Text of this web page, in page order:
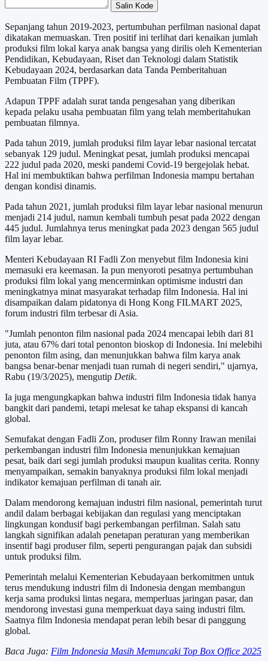
Salin Kode
Sepanjang tahun 2019-2023, pertumbuhan perfilman nasional dapat
dikatakan memuaskan. Tren positif ini terlihat dari kenaikan jumlah
produksi film lokal karya anak bangsa yang dirilis oleh Kementerian
Pendidikan, Kebudayaan, Riset dan Teknologi dalam Statistik
Kebudayaan 2024, berdasarkan data Tanda Pemberitahuan
Pembuatan Film (TPPF).
Adapun TPPF adalah surat tanda pengesahan yang diberikan
kepada pelaku usaha pembuatan film yang telah memberitahukan
pembuatan filmnya.
Pada tahun 2019, jumlah produksi film layar lebar nasional tercatat
sebanyak 129 judul. Meningkat pesat, jumlah produksi mencapai
222 judul pada 2020, meski pandemi Covid-19 bergejolak hebat.
Hal ini membuktikan bahwa perfilman Indonesia mampu bertahan
dengan kondisi dinamis.
Pada tahun 2021, jumlah produksi film layar lebar nasional menurun
menjadi 214 judul, namun kembali tumbuh pesat pada 2022 dengan
445 judul. Jumlahnya terus meningkat pada 2023 dengan 565 judul
film layar lebar.
Menteri Kebudayaan RI Fadli Zon menyebut film Indonesia kini
memasuki era keemasan. Ia pun menyoroti pesatnya pertumbuhan
produksi film lokal yang mencerminkan optimisme industri dan
meningkatnya minat masyarakat terhadap film Indonesia. Hal ini
disampaikan dalam pidatonya di Hong Kong FILMART 2025,
forum industri film terbesar di Asia.
"Jumlah penonton film nasional pada 2024 mencapai lebih dari 81
juta, atau 67% dari total penonton bioskop di Indonesia. Ini melebihi
penonton film asing, dan menunjukkan bahwa film karya anak
bangsa benar-benar menjadi tuan rumah di negeri sendiri," ujarnya,
Rabu (19/3/2025), mengutip Detik.
Ia juga mengungkapkan bahwa industri film Indonesia tidak hanya
bangkit dari pandemi, tetapi melesat ke tahap ekspansi di kancah
global.
Semufakat dengan Fadli Zon, produser film Ronny Irawan menilai
perkembangan industri film Indonesia menunjukkan kemajuan
pesat, baik dari segi jumlah produksi maupun kualitas cerita. Ronny
menyampaikan, semakin banyaknya produksi film lokal menjadi
indikator kemajuan perfilman di tanah air.
Dalam mendorong kemajuan industri film nasional, pemerintah turut
andil dalam berbagai kebijakan dan regulasi yang menciptakan
lingkungan kondusif bagi perkembangan perfilman. Salah satu
langkah signifikan adalah penetapan peraturan yang memberikan
insentif bagi produser film, seperti pengurangan pajak dan subsidi
untuk produksi film.
Pemerintah melalui Kementerian Kebudayaan berkomitmen untuk
terus mendukung industri film di Indonesia dengan membangun
kerja sama produksi lintas negara, memperluas jaringan pasar, dan
mendorong investasi guna memperkuat daya saing industri film.
Saatnya film Indonesia mendapat peran lebih besar di panggung
global.
Baca Juga: Film Indonesia Masih Memuncaki Top Box Office 2025